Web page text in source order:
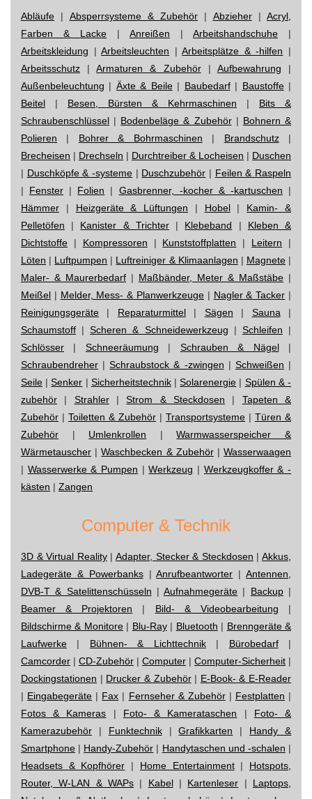
Abläufe | Absperrsysteme & Zubehör | Abzieher| Acryl,
Farben & Lacke | Anreißen | Arbeitshandschuhe |
Arbeitskleidung |Arbeitsleuchten |Arbeitsplätze & -hilfen |
Arbeitsschutz |Armaturen & Zubehör| Aufbewahrung |
Außenbeleuchtung | Äxte & Beile| Baubedarf| Baustoffe|
Beitel | Besen, Bürsten & Kehrmaschinen | Bits &
Schraubenschlüssel | Bodenbeläge & Zubehör| Bohnern &
Polieren | Bohrer & Bohrmaschinen | Brandschutz|
Brecheisen | Drechseln | Durchtreiber & Locheisen | Duschen
| Duschköpfe & -systeme | Duschzubehör | Feilen & Raspeln
| Fenster | Folien | Gasbrenner, -kocher & -kartuschen |
Hämmer | Heizgeräte & Lüftungen | Hobel| Kamin- &
Pelletöfen | Kanister & Trichter| Klebeband | Kleben &
Dichtstoffe | Kompressoren | Kunststoffplatten | Leitern |
Löten | Luftpumpen | Luftreiniger & Klimaanlagen | Magnete|
Maler- & Maurerbedarf | Maßbänder, Meter & Maßstäbe |
Meißel | Melder, Mess- & Planwerkzeuge | Nagler & Tacker |
Reinigungsgeräte | Reparaturmittel| Sägen | Sauna |
Schaumstoff |Scheren & Schneidewerkzeug | Schleifen |
Schlösser | Schneeräumung | Schrauben & Nägel|
Schraubendreher |Schraubstock & -zwingen | Schweißen |
Seile |Senker | Sicherheitstechnik|Solarenergie | Spülen & -
zubehör | Strahler|Strom & Steckdosen | Tapeten &
Zubehör | Toiletten & Zubehör | Transportsysteme | Türen &
Zubehör | Umlenkrollen |Warmwasserspeicher &
Wärmetauscher |Waschbecken & Zubehör|Wasserwaagen
| Wasserwerke & Pumpen |Werkzeug | Werkzeugkoffer & -
kästen | Zangen
Computer & Technik
3D & Virtual Reality|Adapter, Stecker & Steckdosen |Akkus,
Ladegeräte & Powerbanks|Anrufbeantworter |Antennen,
DVB-T & Satelittenschüsseln |Aufnahmegeräte | Backup|
Beamer & Projektoren | Bild- & Videobearbeitung |
Bildschirme & Monitore| Blu-Ray| Bluetooth | Brenngeräte &
Laufwerke | Bühnen- & Lichttechnik| Bürobedarf|
Camcorder | CD-Zubehör | Computer | Computer-Sicherheit |
Dockingstationen | Drucker & Zubehör| E-Book- & E-Reader
| Eingabegeräte | Fax | Fernseher & Zubehör| Festplatten |
Fotos & Kameras | Foto- & Kamerataschen | Foto- &
Kamerazubehör | Funktechnik|Grafikkarten | Handy &
Smartphone | Handy-Zubehör | Handytaschen und -schalen |
Headsets & Kopfhörer | Home Entertainment| Hotspots,
Router, W-LAN & WAPs | Kabel| Kartenleser | Laptops,